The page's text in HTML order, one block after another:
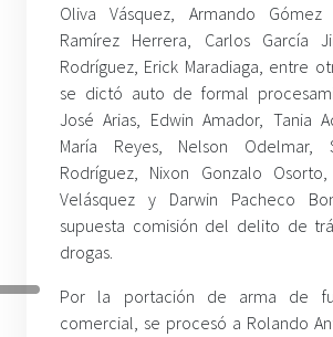
Oliva Vásquez, Armando Gómez
Ramírez Herrera, Carlos García
Rodríguez, Erick Maradiaga, entre
se dictó auto de formal
José Arias, Edwin Amador, Tania
María Reyes, Nelson Odelmar,
Rodríguez, Nixon Gonzalo
Velásquez y Darwin Pacheco
supuesta comisión del delito de
drogas.
Por la portación de arma de
comercial, se procesó a Rolando